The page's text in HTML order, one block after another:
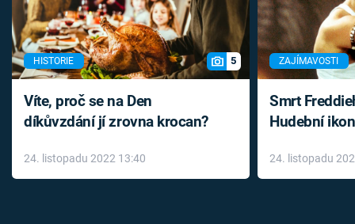
HISTORIE 5
Víte, proč se na Den
díkůvzdání jí zrovna krocan?
24. listopadu 2022 13:40
ZAJÍMAVOSTI
Smrt
Hudební
léky
24. listopadu